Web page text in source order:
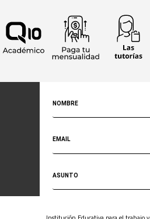
Trabaja con
nosotros
Home